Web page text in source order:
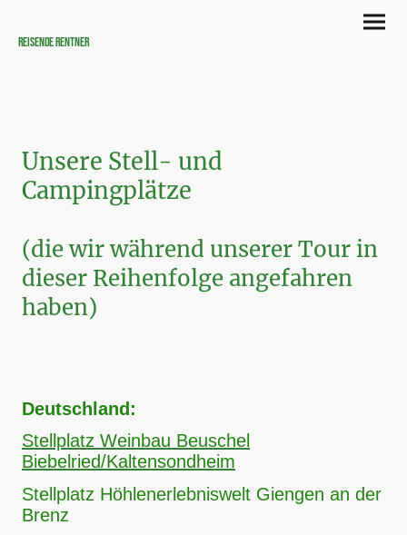
Reisende Rentner
Unsere Stell- und
Campingplätze
(die wir während unserer Tour in
dieser Reihenfolge angefahren
haben)
Deutschland:
Stellplatz Weinbau Beuschel
Biebelried/Kaltensondheim
Stellplatz Höhlenerlebniswelt Giengen an der
Brenz